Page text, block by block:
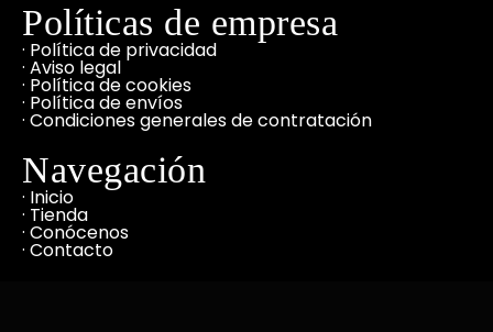
Políticas de empresa
· Política de privacidad
· Aviso legal
· Política de cookies
· Política de envíos
· Condiciones generales de contratación
Navegación
· Inicio
· Tienda
· Conócenos
· Contacto